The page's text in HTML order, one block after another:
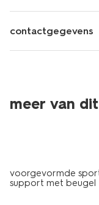
contactgegevens
meer van dit
voorgevormde
support met beugel